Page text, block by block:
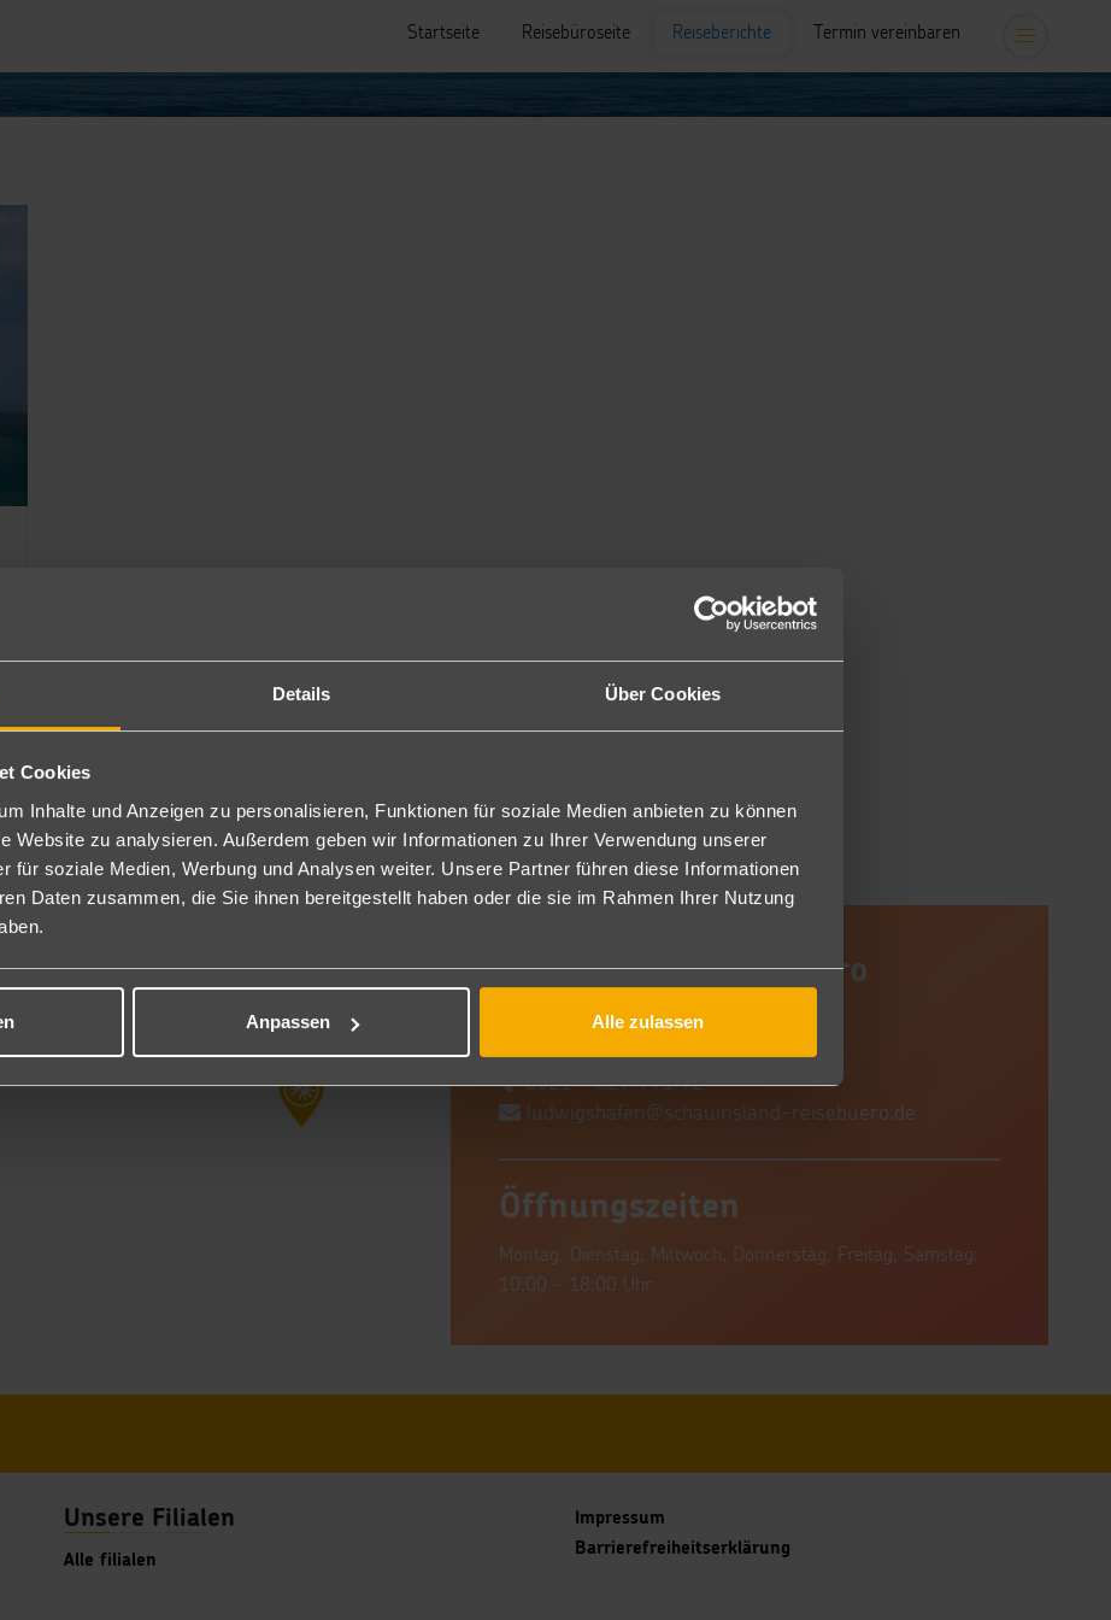
Details Über Cookies
Cookies
Inhalte und Anzeigen zu personalisieren, Funktionen für soziale Medien anbieten zu können
Website zu analysieren. Außerdem geben wir Informationen zu Ihrer Verwendung unserer
für soziale Medien, Werbung und Analysen weiter. Unsere Partner führen diese Informationen
Daten zusammen, die Sie ihnen bereitgestellt haben oder die sie im Rahmen Ihrer Nutzung
Anpassen Alle zulassen
Startseite Reisebüroseite Reiseberichte Termin vereinbaren
schauinsland-reisebüro
Ludwigshafen
0621 - 629 991 92
ludwigshafen@schauinsland-reisebuero.de
Öffnungszeiten
Montag, Dienstag, Mittwoch, Donnerstag, Freitag, Samstag:
10:00 - 18:00 Uhr
Unsere Filialen
Alle filialen
Impressum
Barrierefreiheitserklärung